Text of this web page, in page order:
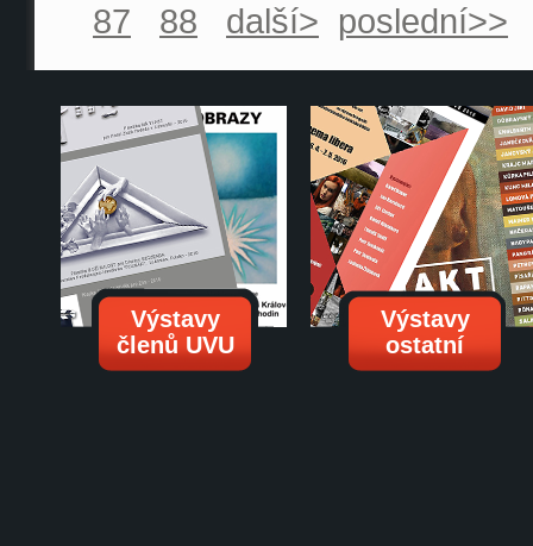
87
88 další> poslední>>
Výstavy
členů UVU
Výstavy
ostatní